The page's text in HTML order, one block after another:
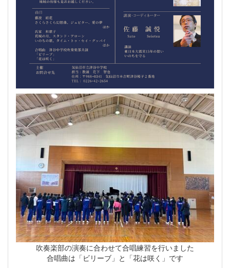
吹奏楽部の演奏に合わせて合唱練習を行いました
合唱曲は「ビリーブ」と「花は咲く」です